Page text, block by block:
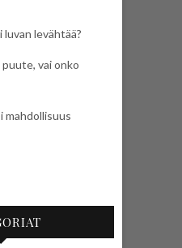
levähtää?
vai onko
mahdollisuus